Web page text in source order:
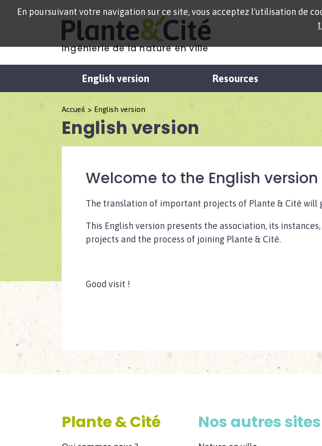
En poursuivant votre navigation sur ce site, vous acceptez l'utilisation de
Ingénierie de la nature en ville
English version Resources
Accueil English version
English version
Welcome to the English
The translation of important projects of Plante & Cité will
This English version presents the association, its
projects and the process of joining Plante & Cité.
Good visit !
Plante & Cité Nos autres sites